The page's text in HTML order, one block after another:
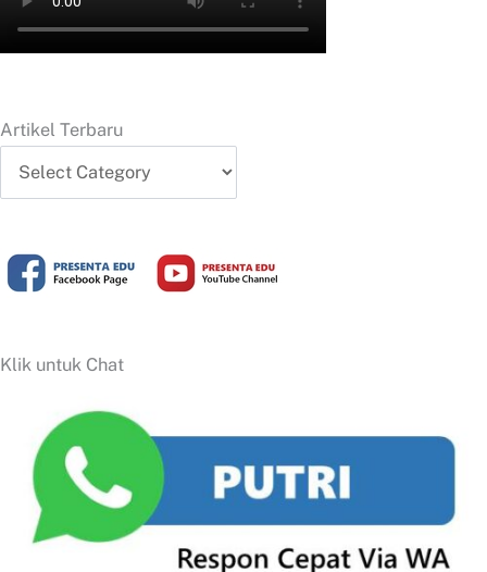
Artikel Terbaru
Terbaru
Klik untuk Chat